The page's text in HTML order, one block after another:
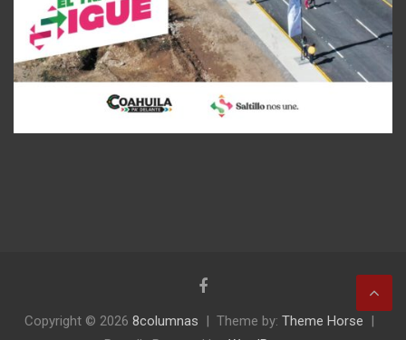
Copyright © 2026 8columnas Theme by: Theme Horse